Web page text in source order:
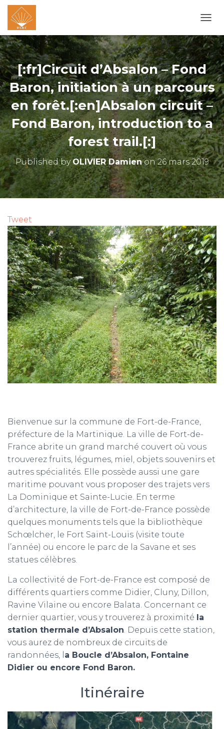
U
V
R
I
R
/
F
E
R
M
E
R
L
A
N
A
V
I
T
I
O
N
[:fr]Circuit d’Absalon – Fond
Baron, initiation à un parcours
en forêt.[:en]Absalon circuit –
Fond Baron, introduction to a
forest trail.[:]
Published byOLIVIER Damienon26 mars 2019
Tweet
Bienvenue sur la commune de Fort-de-France,
préfecture de la Martinique. La ville de Fort-de-
France abrite un grand marché couvert où vous
trouverez fruits, légumes, miel, objets souvenirs et
autres spécialités. Elle possède aussi une gare
maritime pouvant vous proposer des trajets vers
La Dominique et Sainte-Lucie. En terme
d’architecture, la ville de Fort-de-France possède
quelques monuments tels que la bibliothèque
Schœlcher, le Fort Saint-Louis (visite toute
l’année) ou encore le parc de la Savane et ses
statues célèbres.
La collectivité de Fort-de-France est composé de
différents quartiers comme Didier, Cluny, Dillon,
Ravine Vilaine ou encore Balata. Concernant ce
dernier quartier, vous y trouverez à proximité la
station thermale d’Absalon . Depuis cette station,
vous aurez de nombreux de circuits de
randonnées, l a Boucle d’Absalon, Fontaine
Didier ou encore Fond Baron.
Itinéraire